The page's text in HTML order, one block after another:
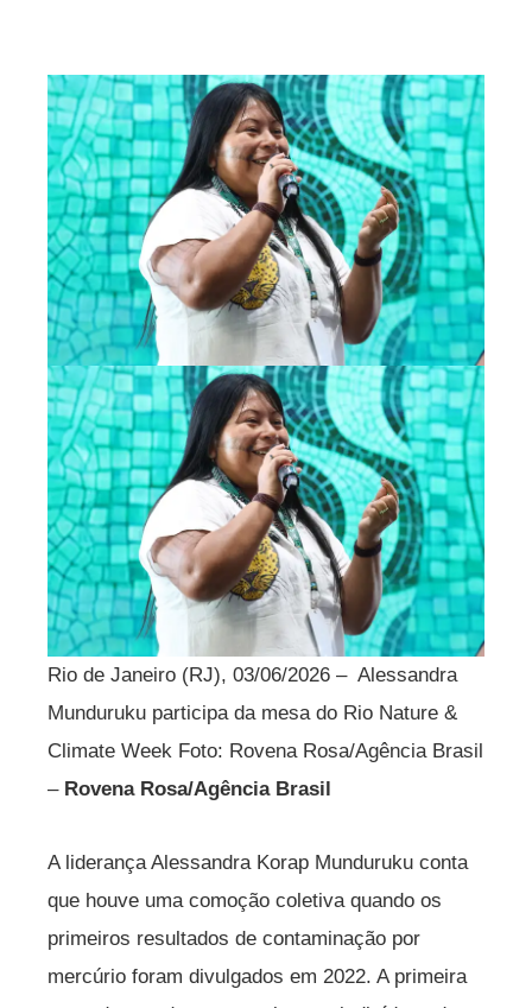
Rio de Janeiro (RJ), 03/06/2026 – Alessandra
Munduruku participa da mesa do Rio Nature &
Climate Week Foto: Rovena Rosa/Agência Brasil
– Rovena Rosa/Agência Brasil
A liderança Alessandra Korap Munduruku conta
que houve uma comoção coletiva quando os
primeiros resultados de contaminação por
mercúrio foram divulgados em 2022. A primeira